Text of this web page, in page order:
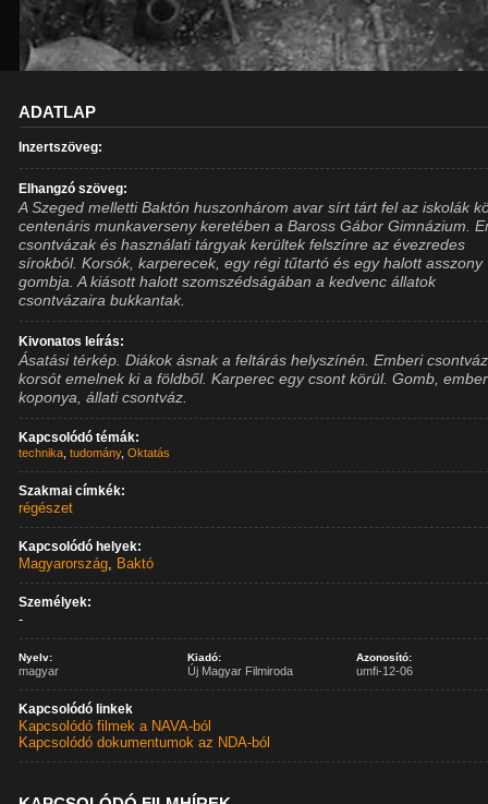
ADATLAP
Inzertszöveg:
Elhangzó szöveg:
A Szeged melletti Baktón huszonhárom avar sírt tárt fel az iskolák
centenáris munkaverseny keretében a Baross Gábor Gimnázium.
csontvázak és használati tárgyak kerültek felszínre az évezredes
sírokból. Korsók, karperecek, egy régi tűtartó és egy halott asszony
gombja. A kiásott halott szomszédságában a kedvenc állatok
csontvázaira bukkantak.
Kivonatos leírás:
Ásatási térkép. Diákok ásnak a feltárás helyszínén. Emberi
korsót emelnek ki a földből. Karperec egy csont körül. Gomb,
koponya, állati csontváz.
Kapcsolódó témák:
technika ,tudomány,Oktatás
Szakmai címkék:
régészet
Kapcsolódó helyek:
Magyarország, Baktó
Személyek:
-
Nyelv:
magyar
Kiadó:
Új Magyar Filmiroda
Azonosító:
umfi-12-06
Kapcsolódó linkek
Kapcsolódó filmek a NAVA-ból
Kapcsolódó dokumentumok az NDA-ból